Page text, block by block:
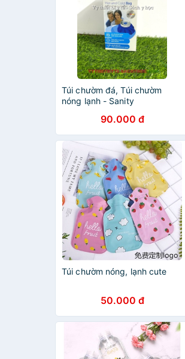
Túi chườm đá, Túi chườm
nóng lạnh - Sanity
90.000 đ
Túi chườm nóng, lạnh cute
50.000 đ